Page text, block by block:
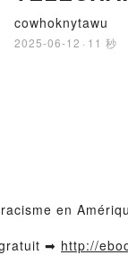
cowhoknytawu
2025-06-12 · 11 秒
en
➡ http://